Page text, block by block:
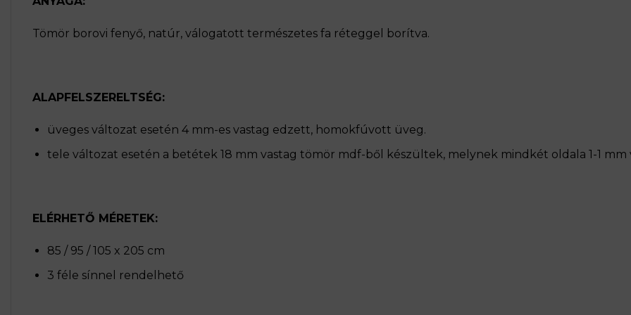
Tömör borovi fenyő, natúr, válogatott természetes fa réteggel borítva.
ALAPFELSZERELTSÉG:
üveges változat esetén 4 mm-es vastag edzett, homokfúvott üveg.
tele változat esetén a betétek 18 mm vastag tömör mdf-ből készültek, melynek mindkét oldala 1-1
ELÉRHETŐ MÉRETEK:
85 / 95 / 105 x 205 cm
3 féle sínnel rendelhető